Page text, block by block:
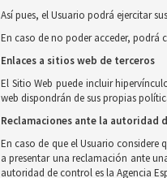
Así pues, el Usuario podrá ejercitar
En caso de no poder acceder, podrá
Enlaces a sitios web de terceros
El Sitio Web puede incluir
web dispondrán de sus propias
Reclamaciones ante la autoridad
En caso de que el Usuario
a presentar una reclamación ante
autoridad de control es la Agencia